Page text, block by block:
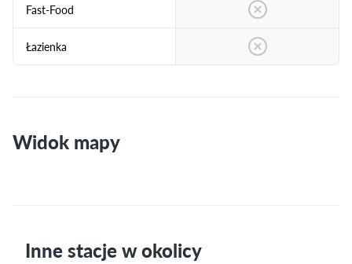
Fast-Food
Łazienka
Widok mapy
Inne stacje w okolicy